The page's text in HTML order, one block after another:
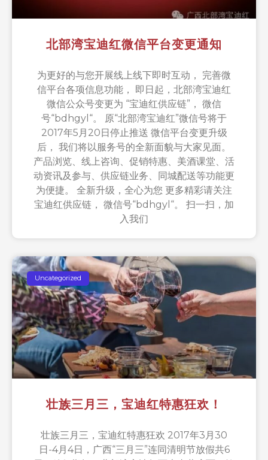
北部湾宝迪红微信平台变更通知
为更好的与您开展线上线下即时互动， 完善微
信平台各项信息功能， 即日起，北部湾宝迪红
微信公众号变更为 “宝迪红供应链”， 微信
号“bdhgyl“。 原“北部湾宝迪红”微信号将于
2017年5月20日停止推送 微信平台变更升级
后， 我们将以服务号的全新面貌与大家见面。
产品浏览、线上咨询、促销特惠、美酒课堂、活
动资讯及参与、供应链业务、同城配送等功能更
为便捷。 全新升级，全心为您 更多精彩请关注
宝迪红供应链， 微信号“bdhgyl“。 扫一扫，加
入我们
Uncategorized
壮族三月三，宝迪红特惠狂欢！
壮族三月三，宝迪红特惠狂欢 2017年3月30
日-4月4日，广西“三月三”连同清明节放假共6